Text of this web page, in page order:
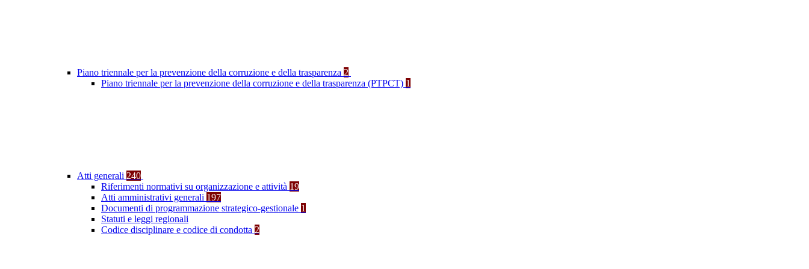
Piano triennale per la prevenzione della corruzione e della trasparenza 2
Piano triennale per la prevenzione della corruzione e della trasparenza (PTPCT) 1
Atti generali 240
Riferimenti normativi su organizzazione e attività 19
Atti amministrativi generali 197
Documenti di programmazione strategico-gestionale 1
Statuti e leggi regionali
Codice disciplinare e codice di condotta 2